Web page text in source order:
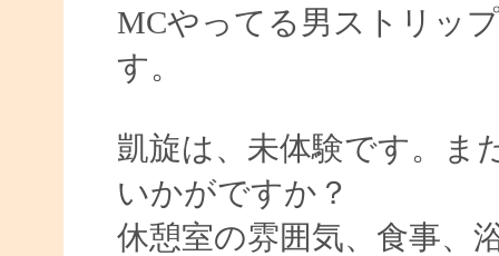
MCやってる男ストリッ
す。
凱旋は、未体験です。ま
いかがですか？
休憩室の雰囲気、食事、